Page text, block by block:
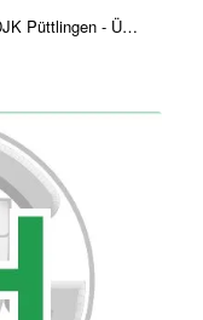
Püttlingen - Ü…